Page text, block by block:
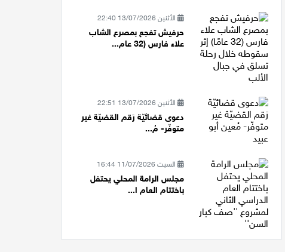
الأثنين 13/07/2026 22:40
حرفيش تفجع بمصرع الشاب
علاء فارس (32 عام...
الأثنين 13/07/2026 22:51
دعوى قضائيّة رَقم القضيّة غير
متوفّر- مُ...
السبت 11/07/2026 16:44
مجلس الرامة المحلي يحتفل
باختتام العام ا...